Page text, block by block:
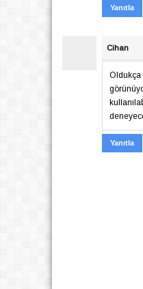
Yanıtla
Cihan
Yanıtla